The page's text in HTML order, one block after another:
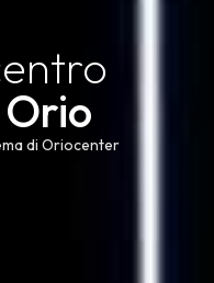
di Oriocenter